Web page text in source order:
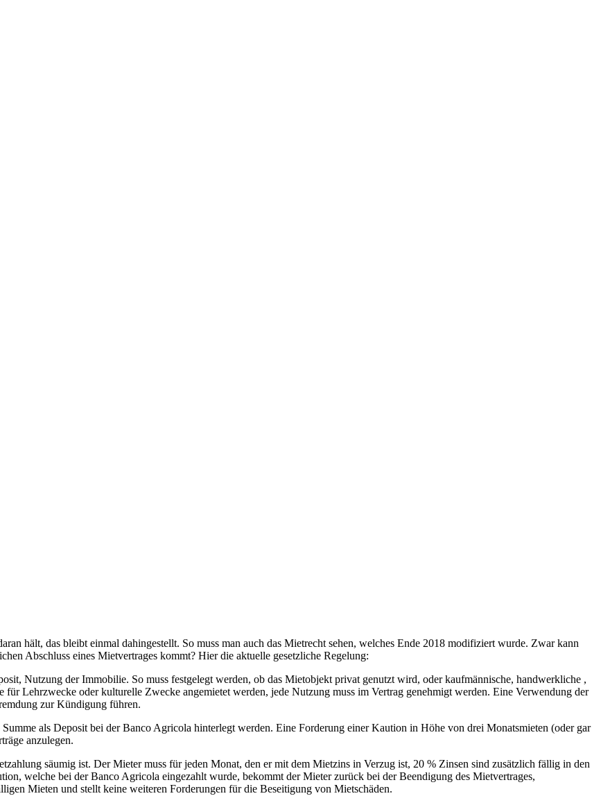
hält, das bleibt einmal dahingestellt. So muss man auch das Mietrecht sehen, welches Ende 2018 modifiziert wurde. Zwar kann
Abschluss eines Mietvertrages kommt? Hier die aktuelle gesetzliche Regelung:
Nutzung der Immobilie. So muss festgelegt werden, ob das Mietobjekt privat genutzt wird, oder kaufmännische, handwerkliche ,
Lehrzwecke oder kulturelle Zwecke angemietet werden, jede Nutzung muss im Vertrag genehmigt werden. Eine Verwendung der
zur Kündigung führen.
als Deposit bei der Banco Agricola hinterlegt werden. Eine Forderung einer Kaution in Höhe von drei Monatsmieten (oder gar
anzulegen.
säumig ist. Der Mieter muss für jeden Monat, den er mit dem Mietzins in Verzug ist, 20 % Zinsen sind zusätzlich fällig in den
welche bei der Banco Agricola eingezahlt wurde, bekommt der Mieter zurück bei der Beendigung des Mietvertrages,
Mieten und stellt keine weiteren Forderungen für die Beseitigung von Mietschäden.